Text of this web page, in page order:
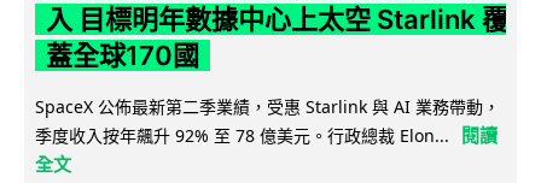
入 目標明年數據中心上太空 Starlink 覆
蓋全球170國
SpaceX 公佈最新第二季業績，受惠 Starlink 與 AI 業務帶動，
季度收入按年飆升 92% 至 78 億美元。行政總裁 Elon...
閱讀
全文